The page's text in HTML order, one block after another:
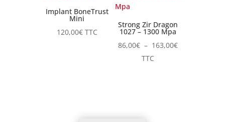
Implant BoneTrust
Mini
120,00€ TTC
Strong Zir Dragon
1027 – 1300 Mpa
86,00€ – 163,00€Plage
TTC